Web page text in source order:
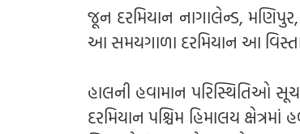
જૂન દરમિયાન નાગાલેન્ડ,
આ સમયગાળા દરમિયાન આ
હાલની હવામાન પરિસ્થિતિઓ
દરમિયાન પશ્ચિમ હિમાલય